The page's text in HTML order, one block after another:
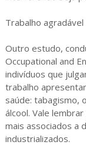
Trabalho
Outro estudo,
Occupational and
indivíduos que
trabalho
saúde: tabagismo,
álcool. Vale
mais associados a
industrializados.